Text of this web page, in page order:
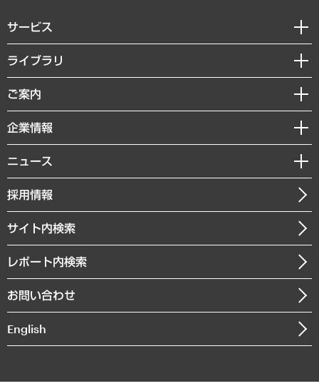
サービス
経営戦略
組織・人事戦略
デジタルイノベーション
共生・ダイバーシティ
GRC（ガバナンス・リスク・コンプライアンス）・防災（政策）
経済・産業・雇用・労働
まちづくり・観光・交通・スポーツ・スマートシティ
自然資源・農林水産業・食料システム
ライブラリ
経済調査
レポート
コラム
経営用語集
受託・受注実績（官公庁関連）
メディア掲載・出演
ご案内
セミナー・イベント情報
MUFGビジネスセミナー
受託案件情報
企業情報
私たちの想い
社長メッセージ
会社概要
沿革
組織図・本部部室紹介
インドネシア現地法人
個人情報保護方針
ニュース
ニュースリリース
お知らせ
採用情報
サイト内検索
レポート内検索
お問い合わせ
English